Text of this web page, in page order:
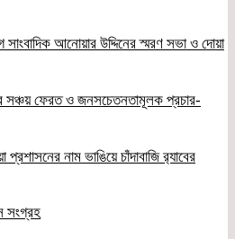
সাংবাদিক আনোয়ার উদ্দিনের স্মরণ সভা ও দোয়া
সঞ্চয় ফেরত ও জনসচেতনতামূলক প্রচার-
প্রশাসনের নাম ভাঙিয়ে চাঁদাবাজি র‌্যাবের
সংগ্রহ